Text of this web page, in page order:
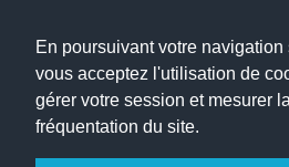
En poursuivant votre navigation
vous acceptez l'utilisation de
gérer votre session et mesurer la
fréquentation du site.